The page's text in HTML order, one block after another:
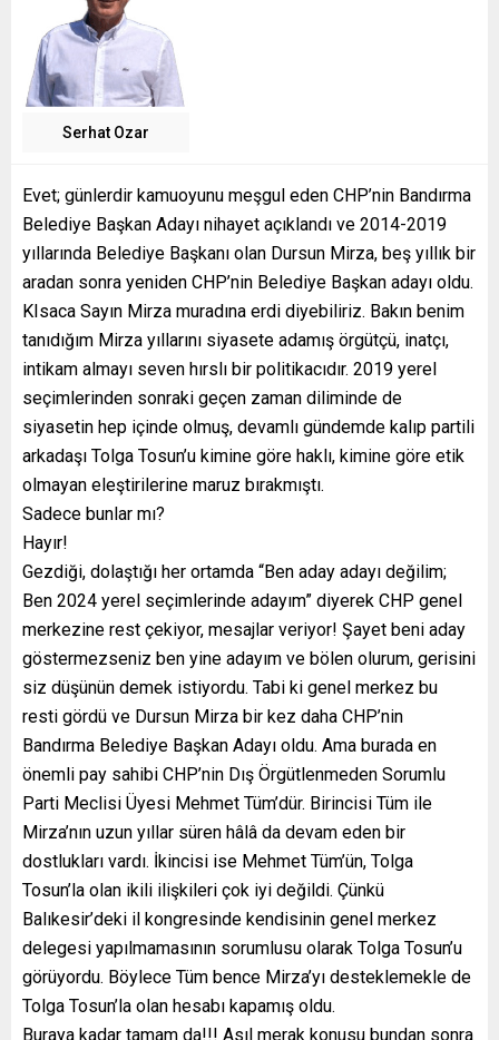
Serhat Ozar
Evet; günlerdir kamuoyunu meşgul eden CHP’nin Bandırma
Belediye Başkan Adayı nihayet açıklandı ve 2014-2019
yıllarında Belediye Başkanı olan Dursun Mirza, beş yıllık bir
aradan sonra yeniden CHP’nin Belediye Başkan adayı oldu.
KIsaca Sayın Mirza muradına erdi diyebiliriz. Bakın benim
tanıdığım Mirza yıllarını siyasete adamış örgütçü, inatçı,
intikam almayı seven hırslı bir politikacıdır. 2019 yerel
seçimlerinden sonraki geçen zaman diliminde de
siyasetin hep içinde olmuş, devamlı gündemde kalıp partili
arkadaşı Tolga Tosun’u kimine göre haklı, kimine göre etik
olmayan eleştirilerine maruz bırakmıştı.
Sadece bunlar mı?
Hayır!
Gezdiği, dolaştığı her ortamda “Ben aday adayı değilim;
Ben 2024 yerel seçimlerinde adayım” diyerek CHP genel
merkezine rest çekiyor, mesajlar veriyor! Şayet beni aday
göstermezseniz ben yine adayım ve bölen olurum, gerisini
siz düşünün demek istiyordu. Tabi ki genel merkez bu
resti gördü ve Dursun Mirza bir kez daha CHP’nin
Bandırma Belediye Başkan Adayı oldu. Ama burada en
önemli pay sahibi CHP’nin Dış Örgütlenmeden Sorumlu
Parti Meclisi Üyesi Mehmet Tüm’dür. Birincisi Tüm ile
Mirza’nın uzun yıllar süren hâlâ da devam eden bir
dostlukları vardı. İkincisi ise Mehmet Tüm’ün, Tolga
Tosun’la olan ikili ilişkileri çok iyi değildi. Çünkü
Balıkesir’deki il kongresinde kendisinin genel merkez
delegesi yapılmamasının sorumlusu olarak Tolga Tosun’u
görüyordu. Böylece Tüm bence Mirza’yı desteklemekle de
Tolga Tosun’la olan hesabı kapamış oldu.
Buraya kadar tamam da!!! Asıl merak konusu bundan sonra